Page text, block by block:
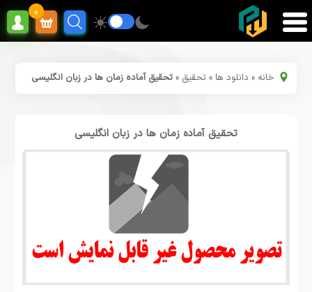
0
خانه » دانلود ها » تحقیق »تحقیق آماده زمان ها در زبان انگلیسی
تحقیق آماده زمان ها در زبان انگلیسی